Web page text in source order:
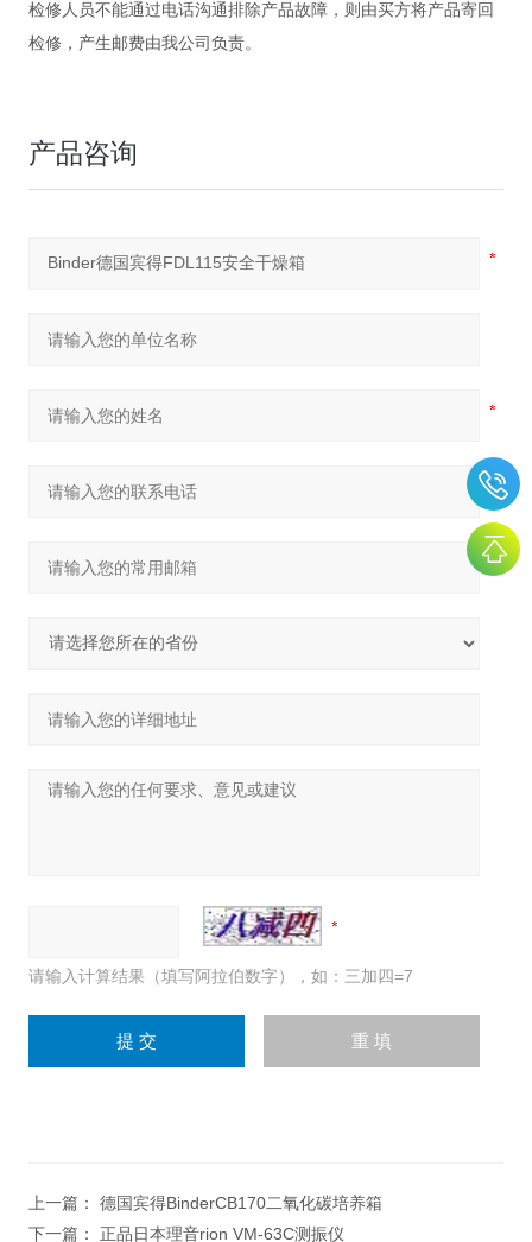
检修人员不能通过电话沟通排除产品故障，则由买方将产品寄回
检修，产生邮费由我公司负责。
产品咨询
请输入计算结果（填写阿拉伯数字），如：三加四=7
上一篇： 德国宾得BinderCB170二氧化碳培养箱
下一篇： 正品日本理音rion VM-63C测振仪